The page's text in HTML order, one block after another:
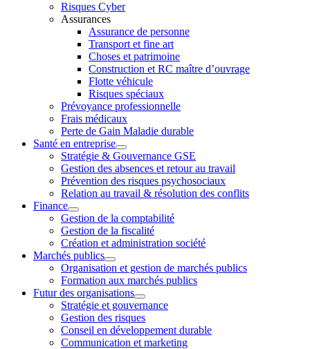
Risques Cyber
Assurances
Assurance de personne
Transport et fine art
Choses et patrimoine
Construction et RC maître d’ouvrage
Flotte véhicule
Risques spéciaux
Prévoyance professionnelle
Frais médicaux
Perte de Gain Maladie durable
Santé en entreprise
Stratégie & Gouvernance GSE
Gestion des absences et retour au travail
Prévention des risques psychosociaux
Relation au travail & résolution des conflits
Finance
Gestion de la comptabilité
Gestion de la fiscalité
Création et administration société
Marchés publics
Organisation et gestion de marchés publics
Formation aux marchés publics
Futur des organisations
Stratégie et gouvernance
Gestion des risques
Conseil en développement durable
Communication et marketing